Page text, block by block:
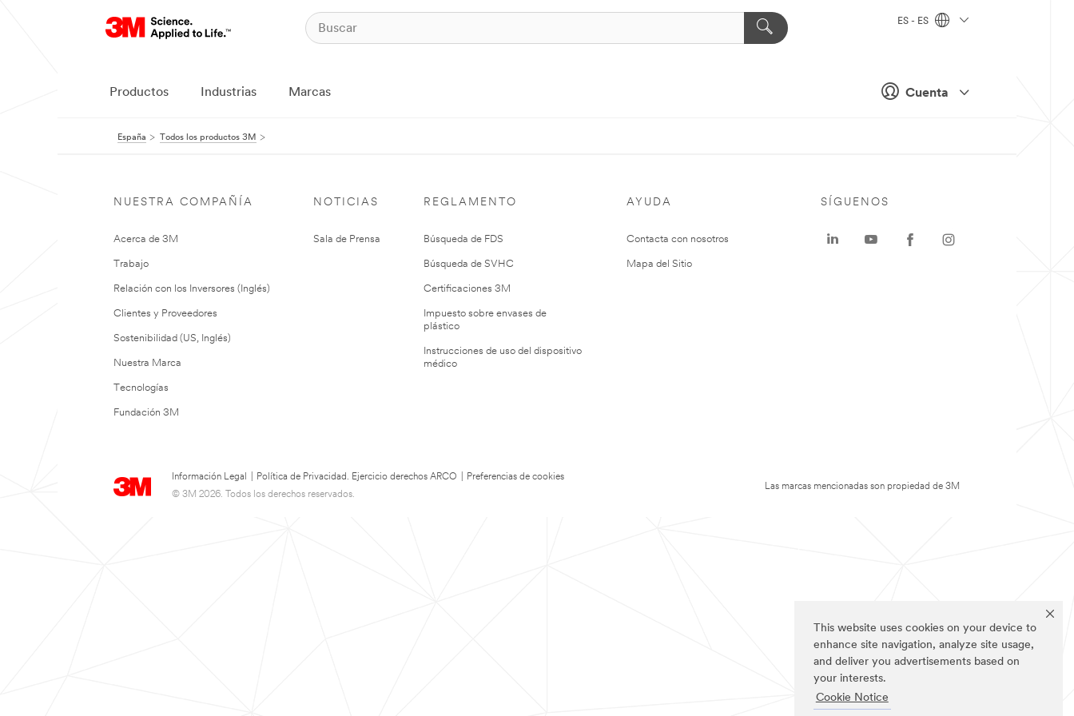
This website uses cookies on your device to
enhance site navigation, analyze site usage,
and deliver you advertisements based on
your interests.
Cookie Notice
Cuenta
ES - ES
Productos Industrias Marcas
España Todos los productos 3M
NUESTRA COMPAÑÍA
Acerca de 3M
Trabajo
Relación con los Inversores (Inglés)
Clientes y Proveedores
Sostenibilidad (US, Inglés)
Nuestra Marca
Tecnologías
Fundación 3M
NOTICIAS
Sala de Prensa
REGLAMENTO
Búsqueda de FDS
Búsqueda de SVHC
Certificaciones 3M
Impuesto sobre envases de
plástico
Instrucciones de uso del dispositivo
médico
AYUDA
Contacta con nosotros
Mapa del Sitio
Información Legal Política de Privacidad. Ejercicio derechos ARCO
Preferencias de cookies
© 3M 2026. Todos los derechos reservados.
SÍGUENOS
Las marcas mencionadas son propiedad de 3M